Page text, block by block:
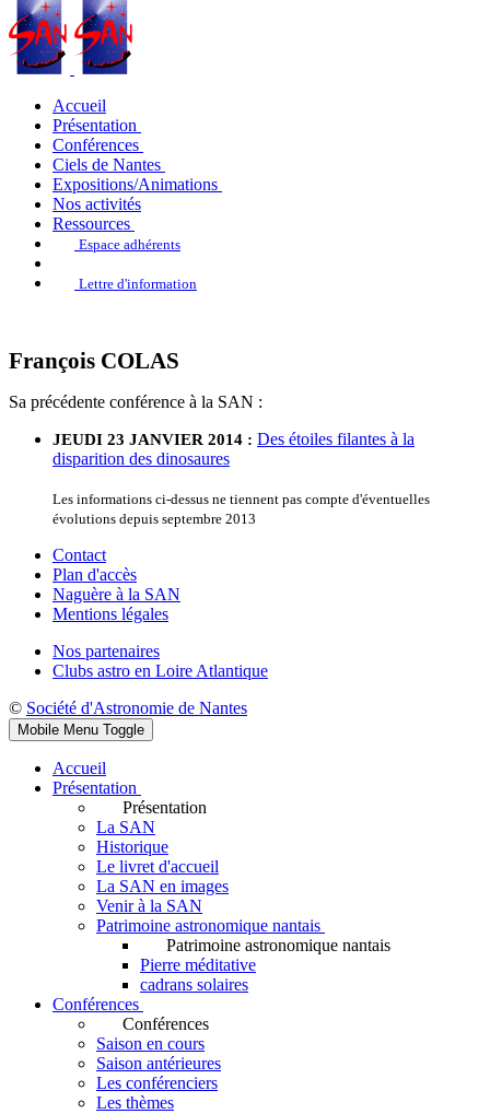
Accueil
Présentation
Conférences
Ciels de Nantes
Expositions/Animations
Nos activités
Ressources
Espace adhérents
Lettre d'information
François COLAS
Sa précédente conférence à la SAN :
JEUDI 23 JANVIER 2014 : Des étoiles filantes à la
disparition des dinosaures
Les informations ci-dessus ne tiennent pas compte d'éventuelles
évolutions depuis septembre 2013
Contact
Plan d'accès
Naguère à la SAN
Mentions légales
Nos partenaires
Clubs astro en Loire Atlantique
© Société d'Astronomie de Nantes
Mobile Menu Toggle
Accueil
Présentation
Présentation
La SAN
Historique
Le livret d'accueil
La SAN en images
Venir à la SAN
Patrimoine astronomique nantais
Patrimoine astronomique nantais
Pierre méditative
cadrans solaires
Conférences
Conférences
Saison en cours
Saison antérieures
Les conférenciers
Les thèmes